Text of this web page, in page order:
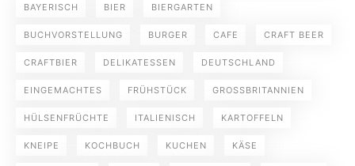
BAYERISCH BIER BIERGARTEN
BUCHVORSTELLUNG BURGER CAFE CRAFT BEER
CRAFTBIER DELIKATESSEN DEUTSCHLAND
EINGEMACHTES FRÜHSTÜCK GROSSBRITANNIEN
HÜLSENFRÜCHTE ITALIENISCH KARTOFFELN
KNEIPE KOCHBUCH KUCHEN KÄSE